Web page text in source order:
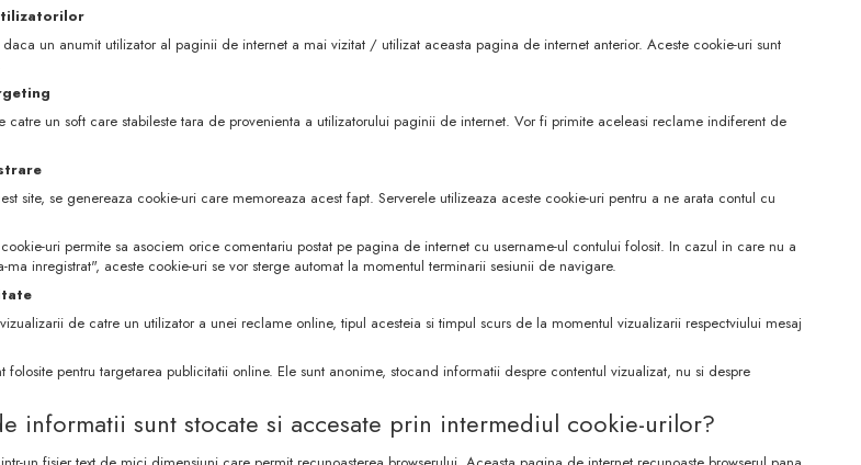
un anumit utilizator al paginii de internet a mai vizitat / utilizat aceasta pagina de internet anterior. Aceste cookie-uri sunt
catre un soft care stabileste tara de provenienta a utilizatorului paginii de internet. Vor fi primite aceleasi reclame indiferent de
site, se genereaza cookie-uri care memoreaza acest fapt. Serverele utilizeaza aceste cookie-uri pentru a ne arata contul cu
uri permite sa asociem orice comentariu postat pe pagina de internet cu username-ul contului folosit. In cazul in care nu a
ma inregistrat", aceste cookie-uri se vor sterge automat la momentul terminarii sesiunii de navigare.
de catre un utilizator a unei reclame online, tipul acesteia si timpul scurs de la momentul vizualizarii respectviului mesaj
folosite pentru targetarea publicitatii online. Ele sunt anonime, stocand informatii despre contentul vizualizat, nu si despre
informatii sunt stocate si accesate prin intermediul cookie-urilor?